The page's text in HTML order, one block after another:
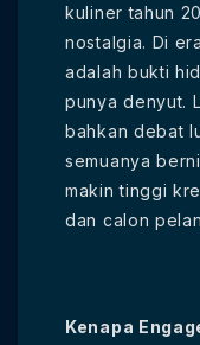
kuliner tahun
nostalgia. Di
adalah bukti
punya denyut.
bahkan debat
semuanya
makin tinggi
dan calon
Kenapa